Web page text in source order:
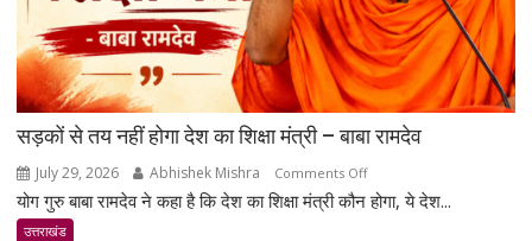
सड़कों से तय नहीं होगा देश का शिक्षा मंत्री – बाबा रामदेव
July 29, 2026 Abhishek Mishra Comments Offon
सड़कों
योग गुरु बाबा रामदेव ने कहा है कि देश का शिक्षा मंत्री कौन होगा, ये देश...
उत्तराखंड